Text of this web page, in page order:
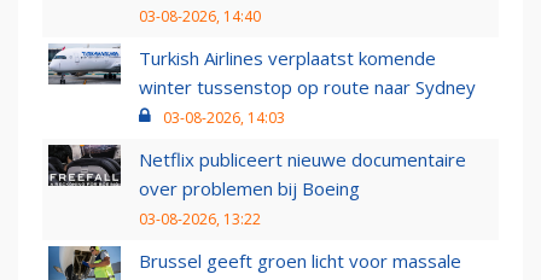
03-08-2026, 14:40
Turkish Airlines verplaatst komende
winter tussenstop op route naar Sydney
03-08-2026, 14:03
Netflix publiceert nieuwe documentaire
over problemen bij Boeing
03-08-2026, 13:22
Brussel geeft groen licht voor massale